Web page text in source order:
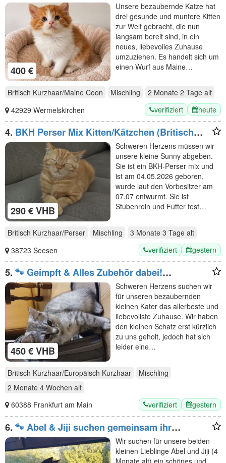
400 €
Unsere bezaubernde Katze hat
drei gesunde und muntere Kitten
zur Welt gebracht, die nun
langsam bereit sind, in ein
neues, liebevolles Zuhause
umzuziehen. Es handelt sich um
einen Wurf aus Maine…
Britisch Kurzhaar/Maine Coon Mischling 2 Monate 2 Tage alt
42929 Wermelskirchen
verifiziert heute
4. BKH Perser Mix Kitten/Kätzchen (Britisch
Kurzhaar/Britischkurzhaar/Perser)
290 € VHB
Schweren Herzens müssen wir
unsere kleine Sunny abgeben.
Sie ist ein BKH-Perser mix und
ist am 04.05.2026 geboren,
wurde laut den Vorbesitzer am
07.07 entwurmt. Sie ist
Stubenrein und Futter fest…
Britisch Kurzhaar/Perser Mischling 3 Monate 3 Tage alt
38723 Seesen
verifiziert gestern
5. ​🐾 Geimpft & Alles Zubehör dabei!
Herzensbrecher-Kätzchen (geb. 09.05.2026)
sucht liebevolles Heim
450 € VHB
Schweren Herzens suchen wir
für unseren bezaubernden
kleinen Kater das allerbeste und
liebevollste Zuhause. Wir haben
den kleinen Schatz erst kürzlich
zu uns geholt, jedoch hat sich
leider eine…
Britisch Kurzhaar/Europäisch Kurzhaar
Mischling
2 Monate 4 Wochen alt
60388 Frankfurt am Main
verifiziert gestern
6. 🐾 Abel & Jiji suchen gemeinsam ihr
liebevolles Für-immer-Zuhause ❤️Wir suchen für unsere beiden
kleinen Lieblinge Abel und Jiji (4
Monate alt) ein schönes und